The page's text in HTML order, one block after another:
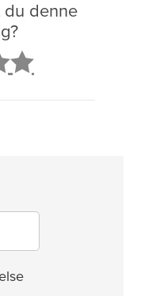
denne